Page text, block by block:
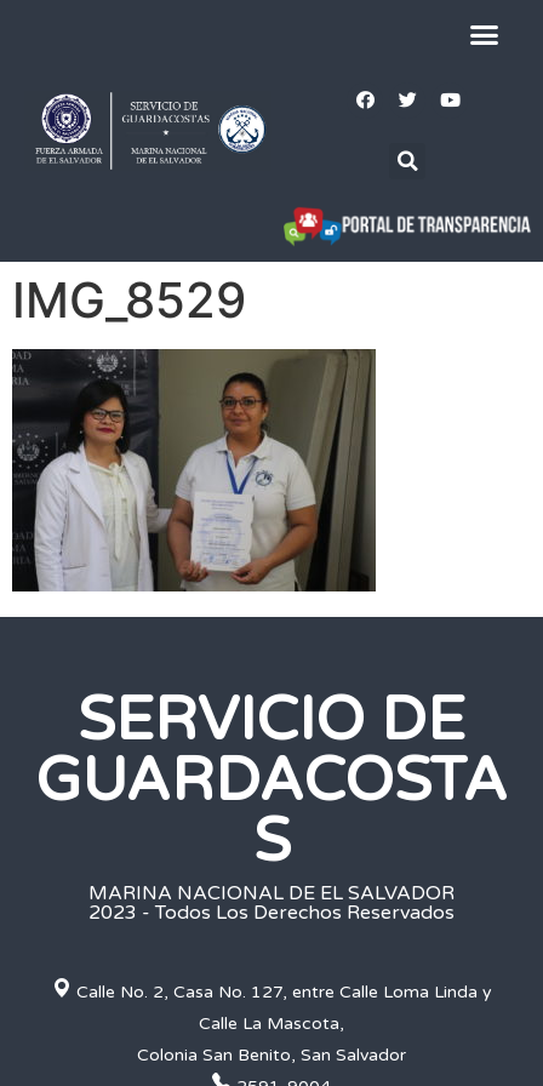
IMG_8529
SERVICIO DE
GUARDACOSTA
S
MARINA NACIONAL DE EL SALVADOR
2023 - Todos Los Derechos Reservados
Calle No. 2, Casa No. 127, entre Calle Loma Linda y
Calle La Mascota,
Colonia San Benito, San Salvador